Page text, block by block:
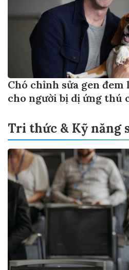
Chó chỉnh sửa gen đem
cho người bị dị ứng thú
Tri thức & Kỹ năng